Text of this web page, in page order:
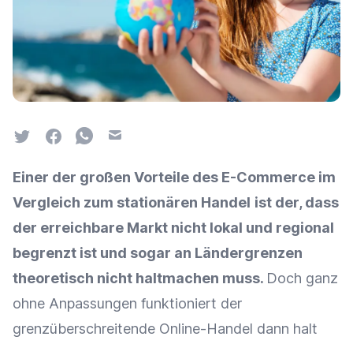
TwitterFacebookWhatsapp
Email
Einer der großen Vorteile des E-Commerce im
Vergleich zum stationären Handel ist der, dass
der erreichbare Markt nicht lokal und regional
begrenzt ist und sogar an Ländergrenzen
theoretisch nicht haltmachen muss. Doch ganz
ohne Anpassungen funktioniert der
grenzüberschreitende Online-Handel dann halt